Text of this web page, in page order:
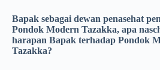
Bapak sebagai dewan penasehat
Pondok Modern Tazakka, apa
harapan Bapak terhadap Pondok
Tazakka?